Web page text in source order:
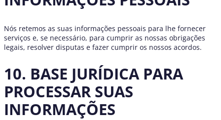
Nós retemos as suas informações pessoais para lhe fornecer
serviços e, se necessário, para cumprir as nossas obrigações
legais, resolver disputas e fazer cumprir os nossos acordos.
10. BASE JURÍDICA PARA
PROCESSAR SUAS
INFORMAÇÕES